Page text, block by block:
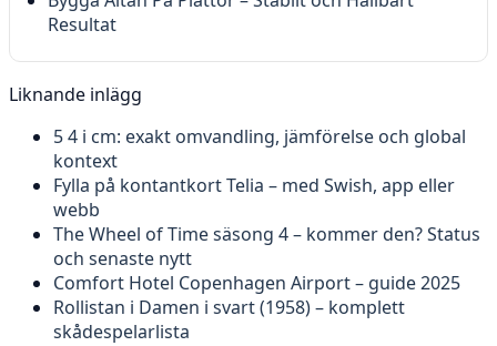
Resultat
Liknande inlägg
5 4 i cm: exakt omvandling, jämförelse och global
kontext
Fylla på kontantkort Telia – med Swish, app eller
webb
The Wheel of Time säsong 4 – kommer den? Status
och senaste nytt
Comfort Hotel Copenhagen Airport – guide 2025
Rollistan i Damen i svart (1958) – komplett
skådespelarlista